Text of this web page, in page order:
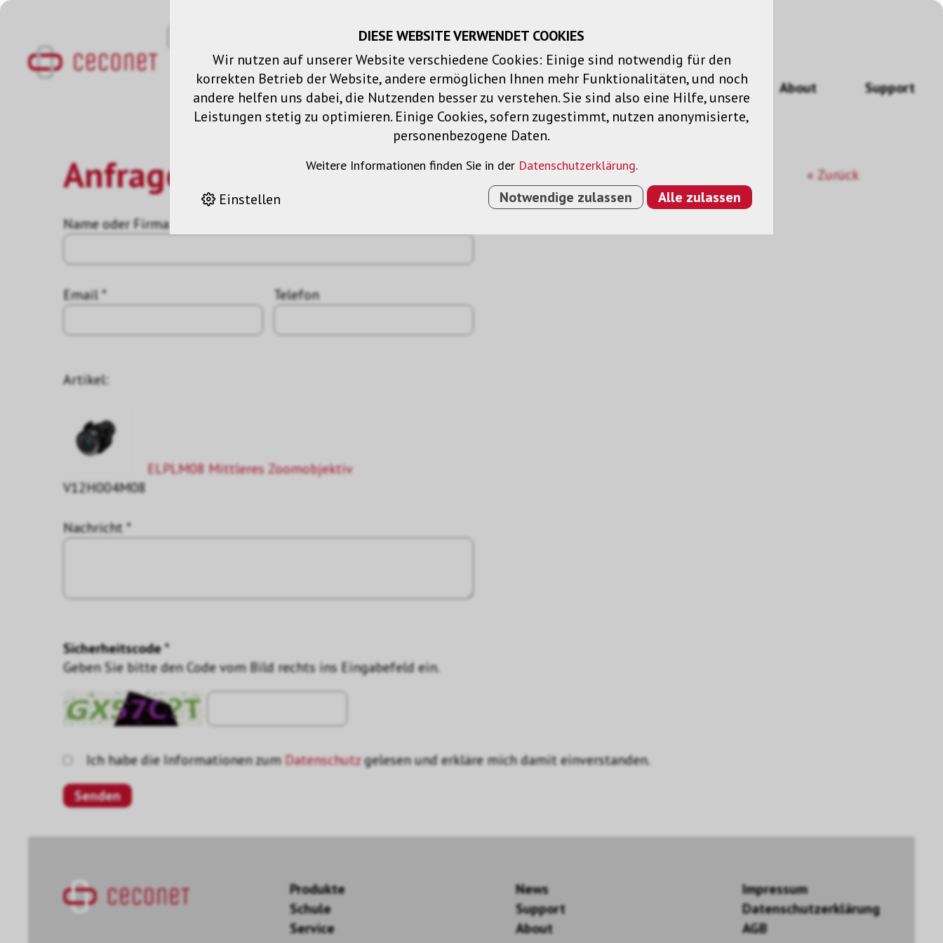
Warenkorb Merklisten Login
Produkte Lösungen Dienstleistungen News About Support
« Zurück
Anfrage
Name oder Firma *
Email * Telefon
Artikel:
ELPLM08 Mittleres Zoomobjektiv
V12H004M08
Nachricht *
Sicherheitscode *
Geben Sie bitte den Code vom Bild rechts ins Eingabefeld ein.
Ich habe die Informationen zumDatenschutzgelesen und erkläre mich damit einverstanden.
Produkte
Schule
Service
News
Support
About
Impressum
Datenschutzerklärung
AGB
DIESE WEBSITE VERWENDET COOKIES
Wir nutzen auf unserer Website verschiedene Cookies: Einige sind notwendig für den
korrekten Betrieb der Website, andere ermöglichen Ihnen mehr Funktionalitäten, und noch
andere helfen uns dabei, die Nutzenden besser zu verstehen. Sie sind also eine Hilfe, unsere
Leistungen stetig zu optimieren. Einige Cookies, sofern zugestimmt, nutzen anonymisierte,
personenbezogene Daten.
Weitere Informationen finden Sie in der Datenschutzerklärung.
Einstellen Notwendige zulassen Alle zulassen